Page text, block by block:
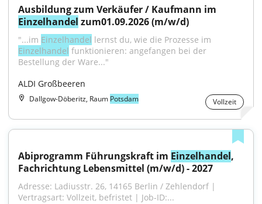
Einzelhandel zum01.09.2026 (m/w/d)
"...im Einzelhandel
Einzelhandel funktionieren: angefangen bei der
Bestellung der Ware..."
ALDI Großbeeren
Dallgow-Döberitz, Raum Potsdam Vollzeit
Abiprogramm Führungskraft im Einzelhandel,
Fachrichtung Lebensmittel (m/w/d) - 2027
Adresse: Ladiusstr. 26, 14165 Berlin / Zehlendorf |
Vertragsart: Vollzeit, befristet | Job-ID:...